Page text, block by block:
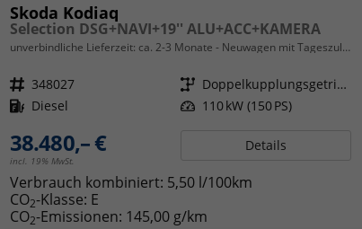
Skoda Kodiaq
Selection DSG+NAVI+19'' ALU+ACC+KAMERA
unverbindliche Lieferzeit: ca. 2-3 Monate Neuwagen mit Tageszulassung
Fahrzeugnr. 348027 Getriebe
Doppelkupplungsgetriebe (DSG)
Kraftstoff Diesel Leistung 110 kW (150 PS)
38.480,– €
incl. 19% MwSt.
Details
Verbrauch kombiniert: 5,50 l/100km
CO2-Klasse: E
CO2-Emissionen: 145,00 g/km